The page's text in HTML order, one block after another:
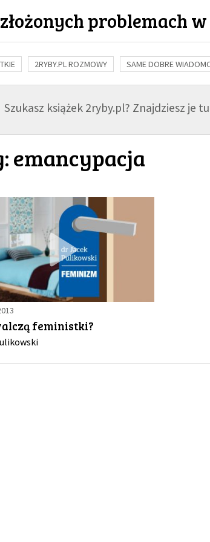
problemach
2RYBY.PL ROZMOWY SAME DOBRE
WIĘZI RODZINA NAUKA BIBLIA
Szukasz książek 2ryby.pl? Znajdziesz je
emancypacja
feministki?